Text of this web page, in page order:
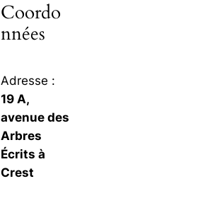
Coordo
nnées
Adresse :
19 A,
avenue des
Arbres
Écrits à
Crest